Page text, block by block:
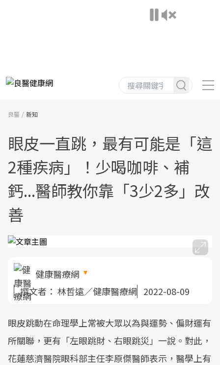
良醫 新知
眼皮一直跳，最有可能是「這
2種疾病」！少喝咖啡、補
鈣...醫師教你靠「3少2多」改
善
健康醫療網
撰文者： 林哲遠／健康醫療網 2022-08-09
眼皮跳動在命理學上常被大眾以為與運勢、偏財運有
所關聯，更有「左眼跳財、右眼跳災」一說。對此，
花蓮慈濟醫院眼科部主任李原傑醫師表示，醫學上有